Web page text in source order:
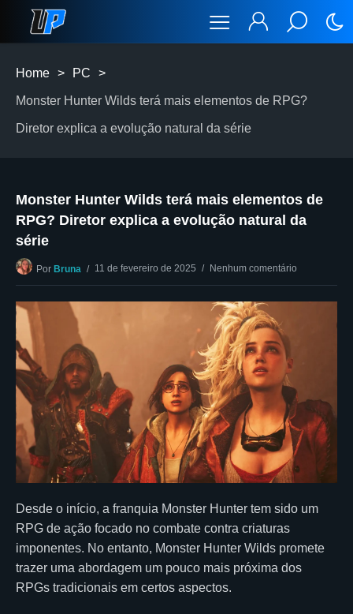
Home > PC >
Monster Hunter Wilds terá mais elementos de RPG?
Diretor explica a evolução natural da série
Monster Hunter Wilds terá mais elementos de
RPG? Diretor explica a evolução natural da
série
Por Bruna 11 de fevereiro de 2025 Nenhum comentário
Desde o início, a franquia Monster Hunter tem sido um
RPG de ação focado no combate contra criaturas
imponentes. No entanto, Monster Hunter Wilds promete
trazer uma abordagem um pouco mais próxima dos
RPGs tradicionais em certos aspectos.